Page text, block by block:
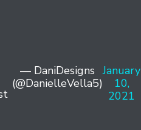
— DaniDesigns
(@DanielleVella5)
January
10,
2021